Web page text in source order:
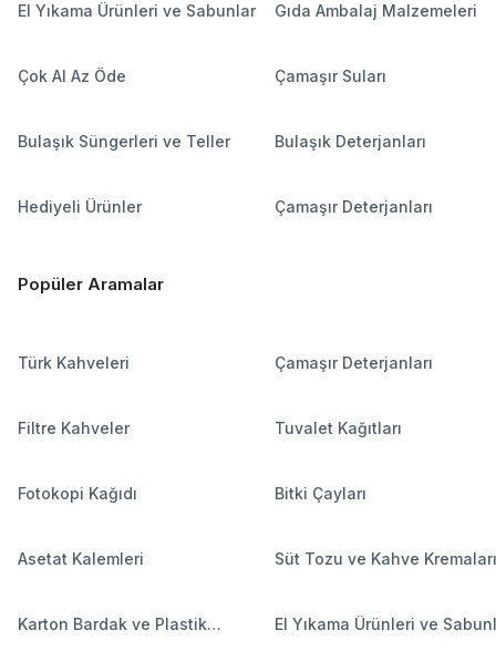
El Yıkama Ürünleri ve Sabunlar Gıda Ambalaj Malzemeleri
Çok Al Az Öde Çamaşır Suları
Bulaşık Süngerleri ve Teller Bulaşık Deterjanları
Hediyeli Ürünler Çamaşır Deterjanları
Popüler Aramalar
Türk Kahveleri Çamaşır Deterjanları
Filtre Kahveler Tuvalet Kağıtları
Fotokopi Kağıdı Bitki Çayları
Asetat Kalemleri Süt Tozu ve Kahve Kremaları
Karton Bardak ve Plastik
El Yıkama Ürünleri ve